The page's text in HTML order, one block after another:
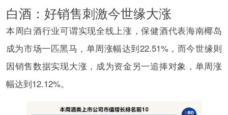
白酒：好销售刺激今世缘大涨
本周白酒行业可谓实现全线上涨，保健酒代表海南椰岛
成为市场一匹黑马，单周涨幅达到22.51%，而今世缘则
因销售数据实现大涨，成为资金另一追捧对象，单周涨
幅达到12.12%。